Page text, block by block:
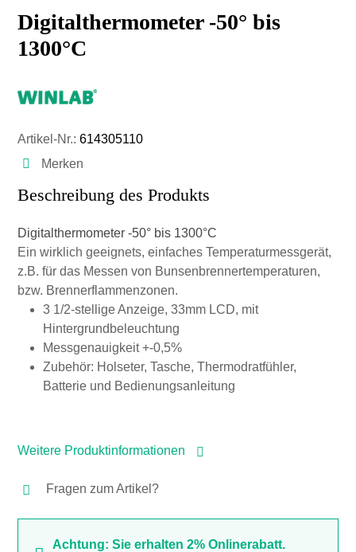
Digitalthermometer -50° bis
1300°C
Artikel-Nr.: 614305110
Merken
Beschreibung des Produkts
Digitalthermometer -50° bis 1300°C
Ein wirklich geeignets, einfaches Temperaturmessgerät,
z.B. für das Messen von Bunsenbrennertemperaturen,
bzw. Brennerflammenzonen.
3 1/2-stellige Anzeige, 33mm LCD, mit
Hintergrundbeleuchtung
Messgenauigkeit +-0,5%
Zubehör: Holseter, Tasche, Thermodratfühler,
Batterie und Bedienungsanleitung
Weitere Produktinformationen
Fragen zum Artikel?
Achtung: Sie erhalten 2% Onlinerabatt.